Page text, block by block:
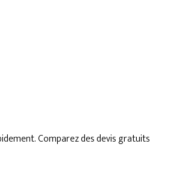
Comparez des devis gratuits